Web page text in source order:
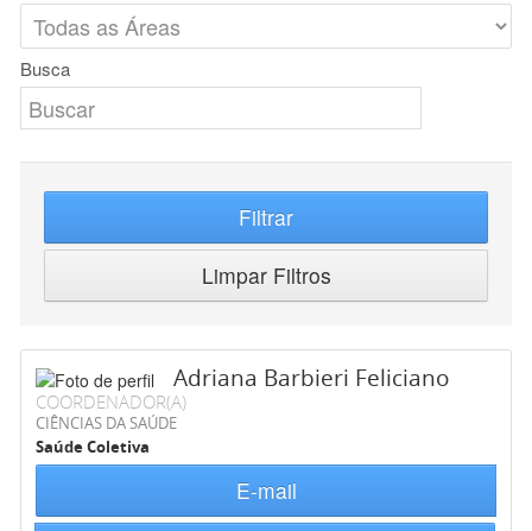
Busca
Filtrar
Limpar Filtros
Adriana Barbieri Feliciano
COORDENADOR(A)
CIÊNCIAS DA SAÚDE
Saúde Coletiva
E-mail